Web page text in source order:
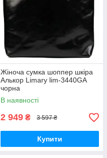
Жіноча сумка шоппер шкіра
Алькор Limary lim-3440GA
чорна
В наявності
2 949 ₴ 3 597 ₴
Купити